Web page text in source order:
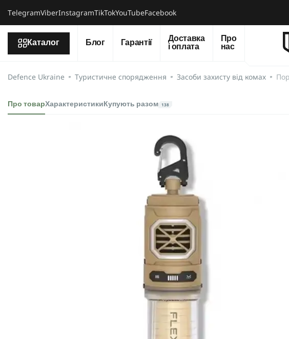
ТelegramViberInstagramTikTokYouTubeFacebook
Каталог Блог Гарантії
Доставка
і оплата
Про
нас
Defence Ukraine Туристичне спорядження Засоби захисту від комах
Про товарХарактеристики Купують разом 138